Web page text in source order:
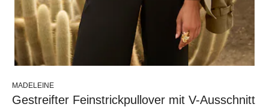
MADELEINE
Gestreifter Feinstrickpullover mit V-Ausschnitt